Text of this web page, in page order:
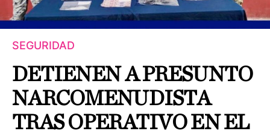
SEGURIDAD
DETIENEN A PRESUNTO
NARCOMENUDISTA
TRAS OPERATIVO EN EL